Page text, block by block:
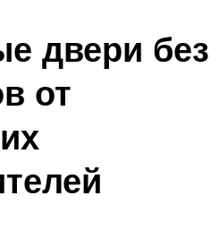
двери без
от